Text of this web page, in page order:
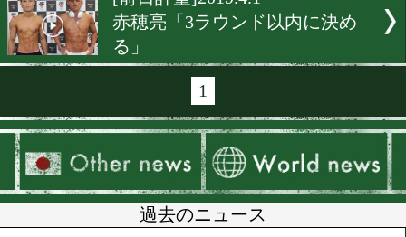
八重樫東「世界ができると
てやるだけ」
[前日計量]2019.4.5
太尊康輝「格好良く倒した
[前日計量]2019.4.5